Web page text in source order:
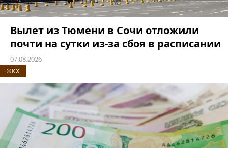
Вылет из Тюмени в Сочи отложили
почти на сутки из-за сбоя в расписании
07.08.2026
ЖКХ